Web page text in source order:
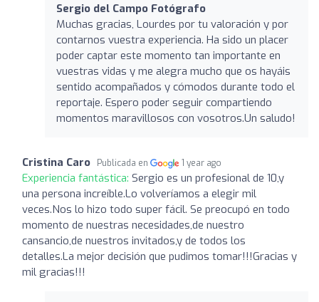
Sergio del Campo Fotógrafo
Muchas gracias, Lourdes por tu valoración y por
contarnos vuestra experiencia. Ha sido un placer
poder captar este momento tan importante en
vuestras vidas y me alegra mucho que os hayáis
sentido acompañados y cómodos durante todo el
reportaje. Espero poder seguir compartiendo
momentos maravillosos con vosotros.Un saludo!
Cristina Caro Publicada en 1 year ago
Experiencia fantástica: Sergio es un profesional de 10,y
una persona increíble.Lo volveríamos a elegir mil
veces.Nos lo hizo todo super fácil. Se preocupó en todo
momento de nuestras necesidades,de nuestro
cansancio,de nuestros invitados,y de todos los
detalles.La mejor decisión que pudimos tomar!!!Gracias y
mil gracias!!!